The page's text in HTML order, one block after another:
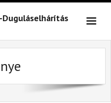
Duguláselhárítás